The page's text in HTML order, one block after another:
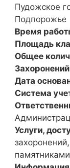
Пудожское
Подпорожье
Время
Площадь
Общее
Дата
Система
Услуги,
памятниками